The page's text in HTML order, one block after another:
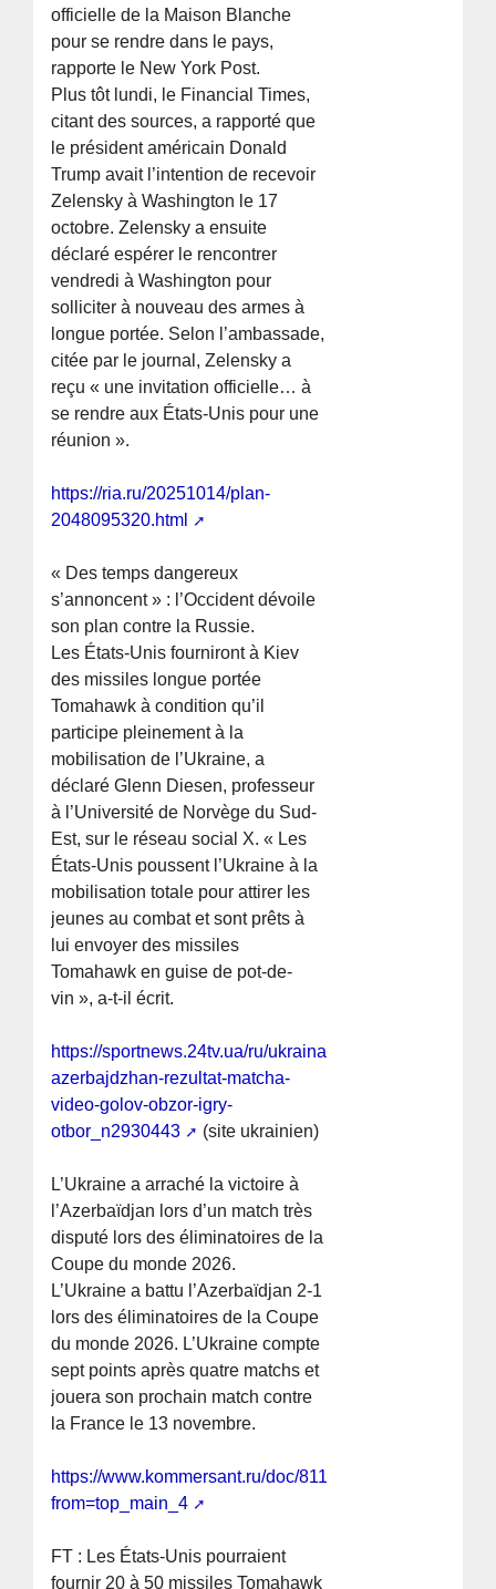
officielle de la Maison Blanche
pour se rendre dans le pays,
rapporte le New York Post.
Plus tôt lundi, le Financial Times,
citant des sources, a rapporté que
le président américain Donald
Trump avait l’intention de recevoir
Zelensky à Washington le 17
octobre. Zelensky a ensuite
déclaré espérer le rencontrer
vendredi à Washington pour
solliciter à nouveau des armes à
longue portée. Selon l’ambassade,
citée par le journal, Zelensky a
reçu « une invitation officielle… à
se rendre aux États-Unis pour une
réunion ».
https://ria.ru/20251014/plan-
2048095320.html
« Des temps dangereux
s’annoncent » : l’Occident dévoile
son plan contre la Russie.
Les États-Unis fourniront à Kiev
des missiles longue portée
Tomahawk à condition qu’il
participe pleinement à la
mobilisation de l’Ukraine, a
déclaré Glenn Diesen, professeur
à l’Université de Norvège du Sud-
Est, sur le réseau social X. « Les
États-Unis poussent l’Ukraine à la
mobilisation totale pour attirer les
jeunes au combat et sont prêts à
lui envoyer des missiles
Tomahawk en guise de pot-de-
vin », a-t-il écrit.
https://sportnews.24tv.ua/ru/ukraina-
azerbajdzhan-rezultat-matcha-
video-golov-obzor-igry-
otbor_n2930443
(site ukrainien)
L’Ukraine a arraché la victoire à
l’Azerbaïdjan lors d’un match très
disputé lors des éliminatoires de la
Coupe du monde 2026.
L’Ukraine a battu l’Azerbaïdjan 2-1
lors des éliminatoires de la Coupe
du monde 2026. L’Ukraine compte
sept points après quatre matchs et
jouera son prochain match contre
la France le 13 novembre.
https://www.kommersant.ru/doc/8119611?
from=top_main_4
FT : Les États-Unis pourraient
fournir 20 à 50 missiles Tomahawk